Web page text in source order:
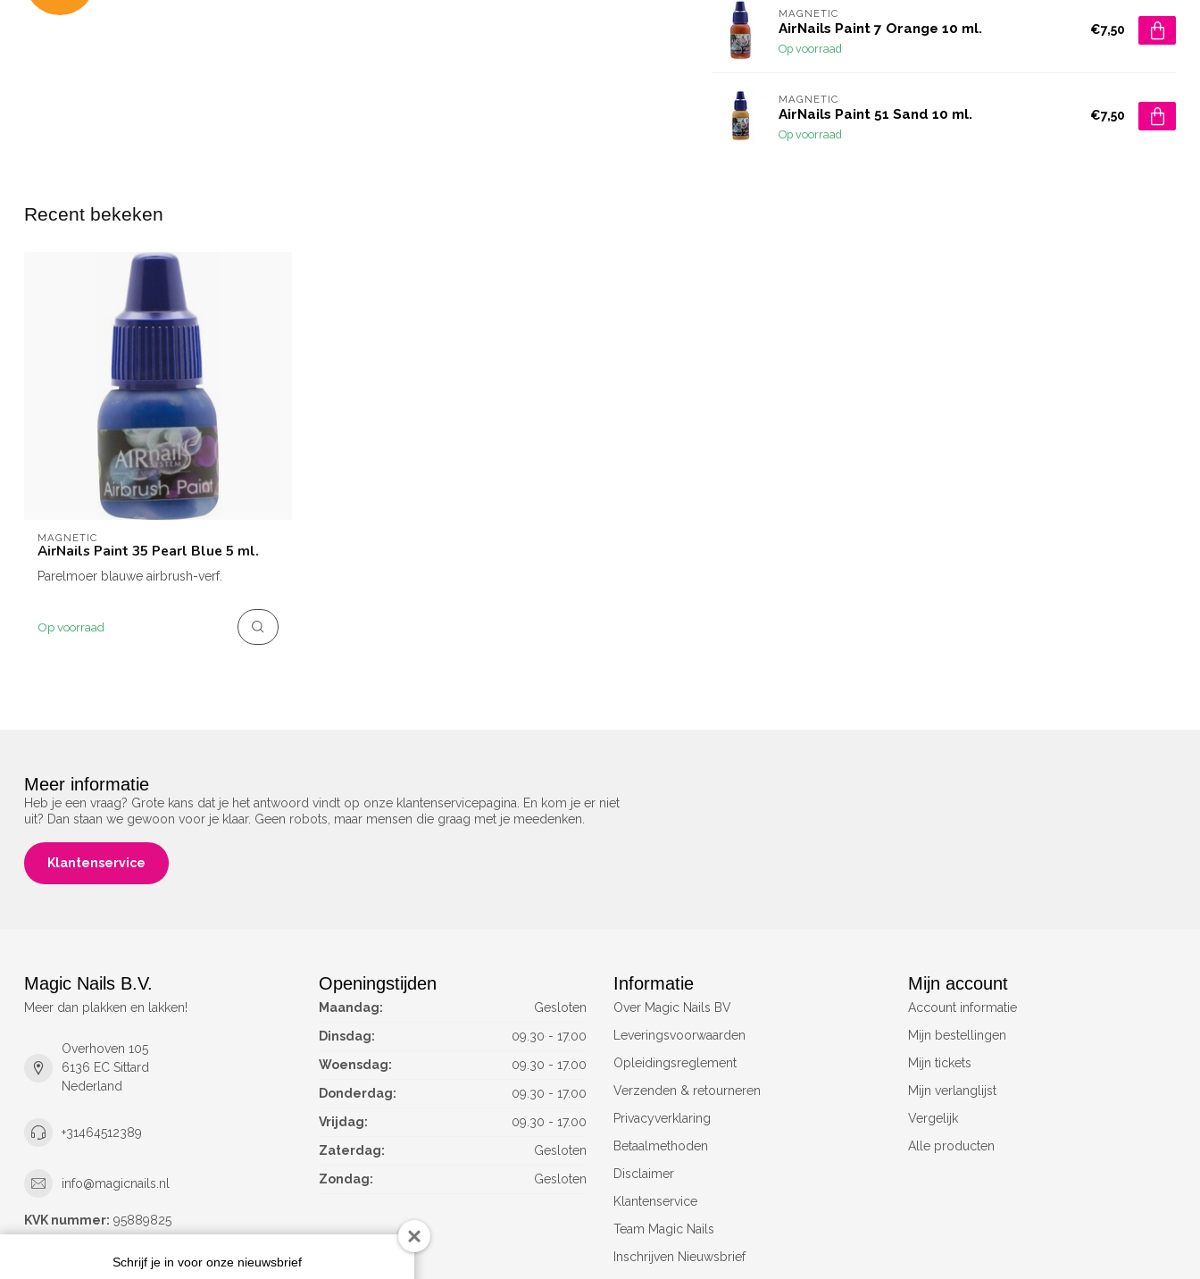
MAGNETIC
AirNails Paint 7 Orange 10 ml.
Op voorraad
€7,50
MAGNETIC
AirNails Paint 51 Sand 10 ml.
Op voorraad
€7,50
Recent bekeken
MAGNETIC
AirNails Paint 35 Pearl Blue 5 ml.
Parelmoer blauwe airbrush-verf.
Op voorraad
Meer informatie
Heb je een vraag? Grote kans dat je het antwoord vindt op onze klantenservicepagina. En kom je er niet
uit? Dan staan we gewoon voor je klaar. Geen robots, maar mensen die graag met je meedenken.
Klantenservice
Magic Nails B.V.
Meer dan plakken en lakken!
Overhoven 105
6136 EC Sittard
Nederland
+31464512389
info@magicnails.nl
KVK nummer: 95889825
Openingstijden
Maandag:
Gesloten
Dinsdag:
09.30 - 17.00
Woensdag:
09.30 - 17.00
Donderdag:
09.30 - 17.00
Vrijdag:
09.30 - 17.00
Zaterdag:
Gesloten
Zondag:
Gesloten
Informatie
Over Magic Nails BV
Leveringsvoorwaarden
Opleidingsreglement
Verzenden & retourneren
Privacyverklaring
Betaalmethoden
Disclaimer
Klantenservice
Team Magic Nails
Inschrijven Nieuwsbrief
Mijn account
Account informatie
Mijn bestellingen
Mijn tickets
Mijn verlanglijst
Vergelijk
Alle producten
Schrijf je in voor onze nieuwsbrief